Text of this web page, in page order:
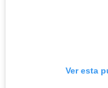
Ver esta